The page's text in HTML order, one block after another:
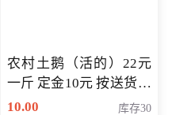
农村土鹅（活的）22元
一斤 定金10元 按送货交
付时秤重计算货款 定金
10.00 库存30